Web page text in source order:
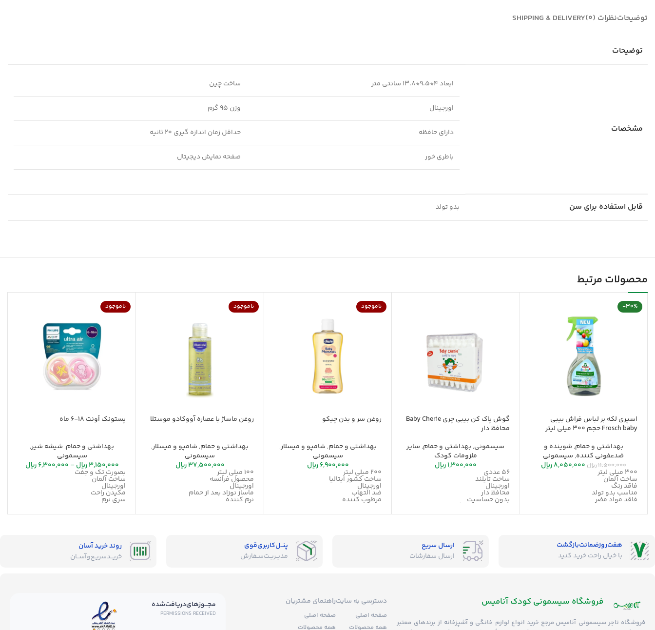
توضیحاتنظرات (0) SHIPPING & DELIVERY
توضیحات
مشخصات
ابعاد 4*9.5*13.8 سانتی متر ساخت چین
اورجینال وزن 95 گرم
دارای حافظه حداقل زمان اندازه گیری 20 ثانیه
باطری خور صفحه نمایش دیجیتال
قابل استفاده برای سن بدو تولد
محصولات مرتبط
-30%
اسپری لکه بر لباس فراش بیبی
Frosch baby حجم 300 میلی لیتر
بهداشتی و حمام, شوینده و
ضدعفونی کننده, سیسمونی
11,500,000ریال 8,050,000ریال
300 میلی لیتر
ساخت آلمان
فاقد رنگ
مناسب بدو تولد
فاقد مواد مضر
لکه زدایی قوی
ضد آلرژی
گوش پاک کن بیبی چری Baby Cherie
محافظ دار
سیسمونی, بهداشتی و حمام, سایر
ملزومات کودک
1,300,000ریال
56 عددی
ساخت تایلند
اورجینال
محافظ دار
بدون حساسیت
تمیز کردن اطراف گوش
عدم آسیب به گوش
ناموجود
روغن سر و بدن چیکو
بهداشتی و حمام, شامپو و میسلار,
سیسمونی
6,900,000 ریال
200 میلی لیتر
ساخت کشور ایتالیا
اورجینال
ضد التهاب
مرطوب کننده
حاوی ویتامین E
مناسب انواع پوست
ناموجود
روغن ماساژ با عصاره آووکادو موستلا
بهداشتی و حمام, شامپو و میسلار,
سیسمونی
37,500,000ریال
100 میلی لیتر
محصول فرانسه
اورجینال
ماساز نوزاد بعد از حمام
نرم کننده
مرطوب کننده
مناسب بدو تولد
ناموجود
پستونک اَونت 18-6 ماه
بهداشتی و حمام, شیشه شیر,
سیسمونی
3,150,000ریال–
6,300,000ریال
بصورت تک و جفت
ساخت آلمان
اورجینال
مکیدن راحت
سری نرم
قابلیت گردش هوا
هفت‌روز‌ضمانت‌بازگشت
با خیال راحت خرید کنید
ارسال سریع
ارسال سفارشات
پنــل‌کاربری‌قوی
مدیــریـت‌سـفارش
روند خرید آسان
خریــد‌سریـع‌و‌آســان
فروشگاه‌ سیسمونی کودک آنامیس
فروشگاه تاجر سیسمونی آنامیس مرجع خرید انواع لوازم خانگی و آشپزخانه از برندهای معتبر
دسترسی به سایت
صفحه اصلی
همه محصولات
راهنمای مشتریان
صفحه اصلی
همه محصولات
مجـــوز‌های‌دریافت‌شده
PERMISSIONS RECEIVED